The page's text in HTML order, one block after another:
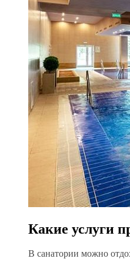
Какие услуги
В санатории можно